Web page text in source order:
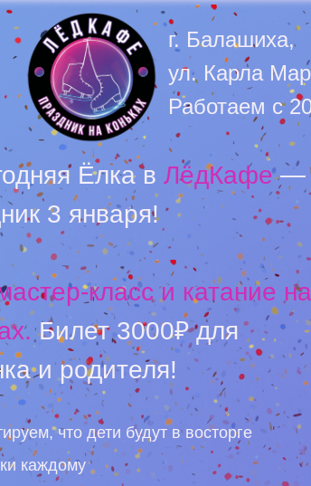
г. Балашиха,
ул. Карла
Работаем с
что дети будут в восторге
каждому
Ёлка в ЛёдКафе—
3 января!
класс и катание на
Билет 3000₽ для
и родителя!